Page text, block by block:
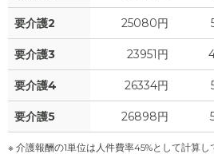
要介護2 25080円
要介護3 23951円
要介護4 26334円
要介護5 26898円
※ 介護報酬の1単位は人件費率45%として計算し